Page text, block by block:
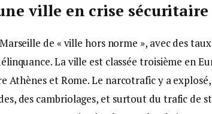
ville en crise sécuritaire
de « ville hors norme », avec des
La ville est classée troisième en
Athènes et Rome. Le narcotrafic y a
des cambriolages, et surtout du trafic de